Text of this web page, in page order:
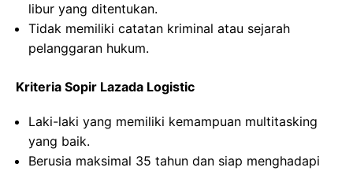
libur yang ditentukan.
Tidak memiliki catatan kriminal atau sejarah
pelanggaran hukum.
Kriteria Sopir Lazada Logistic
Laki-laki yang memiliki kemampuan multitasking
yang baik.
Berusia maksimal 35 tahun dan siap menghadapi